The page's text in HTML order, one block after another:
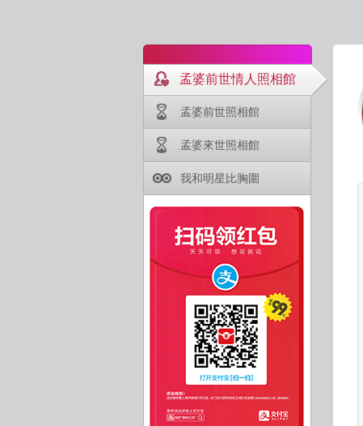
孟婆前世情人照相館
孟婆前世照相館
孟婆來世照相館
我和明星比胸圍